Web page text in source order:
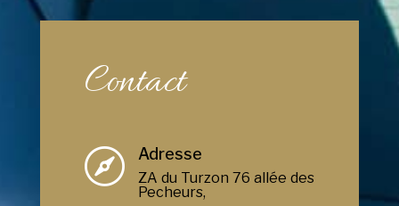
Contact
 Adresse
ZA du Turzon 76 allée des
Pecheurs,